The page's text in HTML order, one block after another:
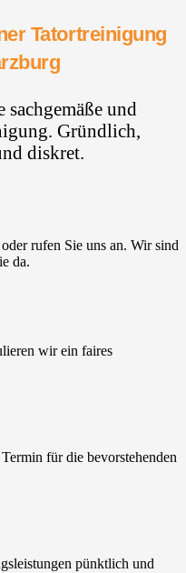
Tatortreinigung
und
Gründlich,
diskret.
rufen Sie uns an. Wir sind
da.
wir ein faires
für die bevorstehenden
pünktlich und